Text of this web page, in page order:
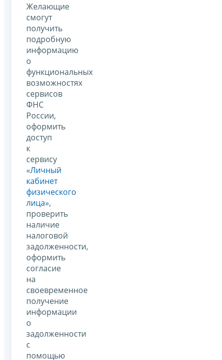
Желающие
смогут
получить
подробную
информацию
о
функциональных
возможностях
сервисов
ФНС
России,
оформить
доступ
к
сервису
«Личный
кабинет
физического
лица»,
проверить
наличие
налоговой
задолженности,
оформить
согласие
на
своевременное
получение
информации
о
задолженности
с
помощью